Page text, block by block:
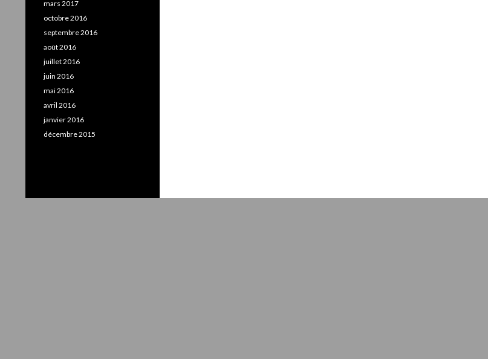
mars 2017
octobre 2016
septembre 2016
août 2016
juillet 2016
juin 2016
mai 2016
avril 2016
janvier 2016
décembre 2015